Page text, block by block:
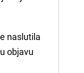
naslutila
objavu